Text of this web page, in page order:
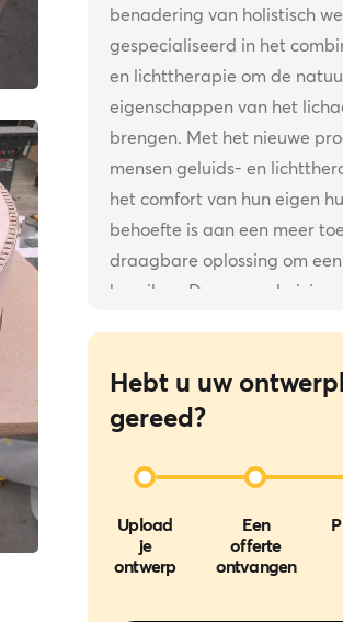
benadering van holistisch
gespecialiseerd in het
en lichttherapie om de
eigenschappen van het
brengen. Met het nieuwe
mensen geluids- en
het comfort van hun eigen
behoefte is aan een meer
draagbare oplossing om
bereiken. Deze verschuiving
aan de dynamische
tegelijkertijd vast te houden
Hebt u uw
gereed?
Upload
je
ontwerp
Een
offerte
ontvangen